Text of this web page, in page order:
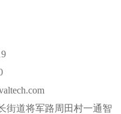
街道将军路周田村一通智